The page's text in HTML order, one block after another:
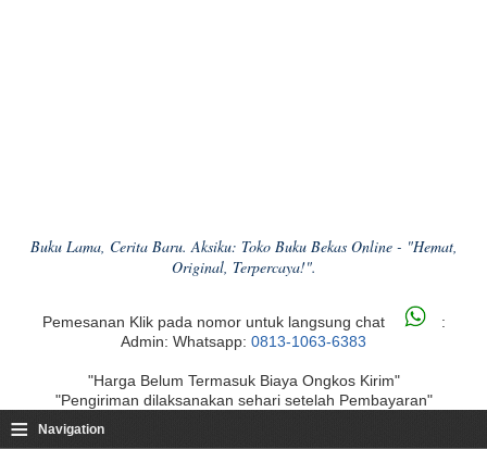
Buku Lama, Cerita Baru. Aksiku: Toko Buku Bekas Online - "Hemat,
Original, Terpercaya!".
Pemesanan Klik pada nomor untuk langsung chat
:
Admin: Whatsapp: 0813-1063-6383
"Harga Belum Termasuk Biaya Ongkos Kirim"
"Pengiriman dilaksanakan sehari setelah Pembayaran"
≡ Navigation